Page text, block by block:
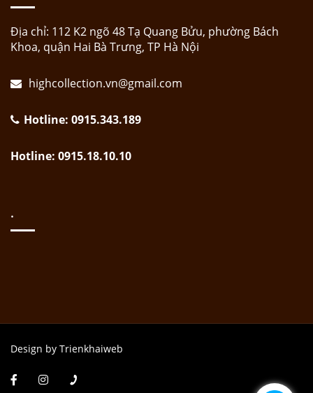
Địa chỉ: 112 K2 ngõ 48 Tạ Quang Bửu, phường Bách
Khoa, quận Hai Bà Trưng, TP Hà Nội
highcollection.vn@gmail.com
Hotline: 0915.343.189
Hotline: 0915.18.10.10
.
Design by Trienkhaiweb